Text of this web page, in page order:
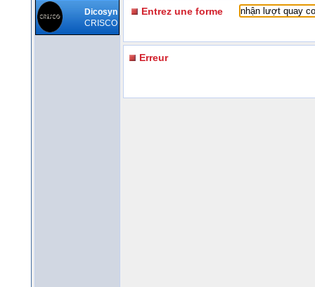
Dicosyn
CRISCO
Entrez une forme
Erreur